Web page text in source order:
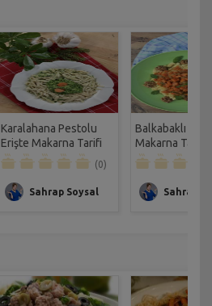
Karalahana Pestolu
Erişte Makarna Tarifi
(0)
Sahrap Soysal
Balkabaklı
Makarna Tarifi
Sahrap